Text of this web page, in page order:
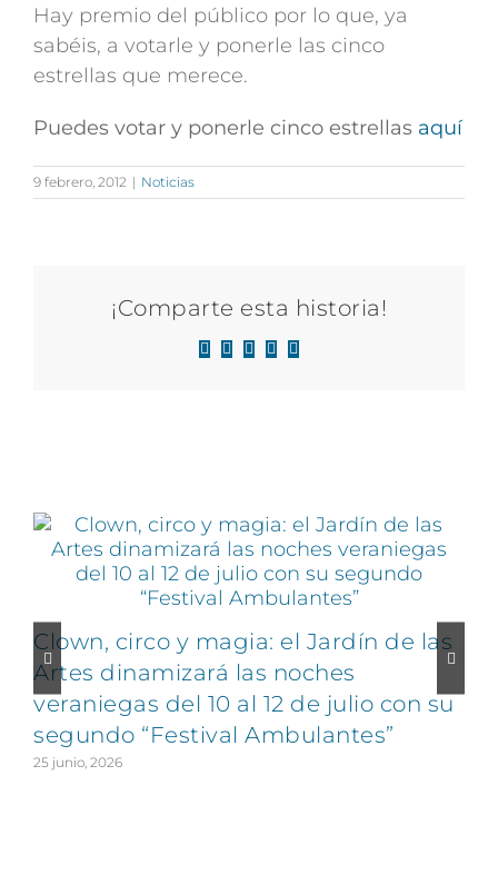
Hay premio del público por lo que, ya
sabéis, a votarle y ponerle las cinco
estrellas que merece.
Puedes votar y ponerle cinco estrellas aquí
9 febrero, 2012 | Noticias
¡Comparte esta historia!
Facebook
X LinkedIn
WhatsApp
Correo
Clown, circo y magia: el Jardín de las
Artes dinamizará las noches
veraniegas del 10 al 12 de julio con su
segundo “Festival Ambulantes”
25 junio, 2026